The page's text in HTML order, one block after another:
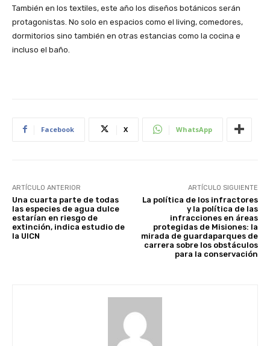
También en los textiles, este año los diseños botánicos serán
protagonistas. No solo en espacios como el living, comedores,
dormitorios sino también en otras estancias como la cocina e
incluso el baño.
Facebook X WhatsApp
ARTÍCULO ANTERIOR
Una cuarta parte de todas
las especies de agua dulce
estarían en riesgo de
extinción, indica estudio de
la UICN
ARTÍCULO SIGUIENTE
La política de los infractores
y la política de las
infracciones en áreas
protegidas de Misiones: la
mirada de guardaparques de
carrera sobre los obstáculos
para la conservación